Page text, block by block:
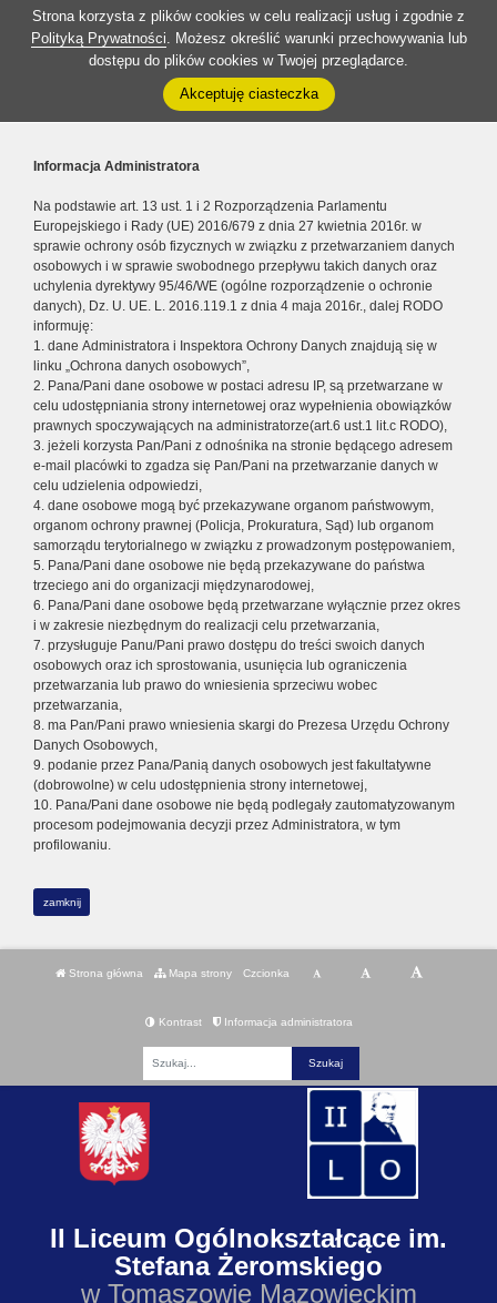
Strona korzysta z plików cookies w celu realizacji usług i zgodnie z
Polityką Prywatności. Możesz określić warunki przechowywania lub
dostępu do plików cookies w Twojej przeglądarce.
Akceptuję ciasteczka
Informacja Administratora
Na podstawie art. 13 ust. 1 i 2 Rozporządzenia Parlamentu
Europejskiego i Rady (UE) 2016/679 z dnia 27 kwietnia 2016r. w
sprawie ochrony osób fizycznych w związku z przetwarzaniem danych
osobowych i w sprawie swobodnego przepływu takich danych oraz
uchylenia dyrektywy 95/46/WE (ogólne rozporządzenie o ochronie
danych), Dz. U. UE. L. 2016.119.1 z dnia 4 maja 2016r., dalej RODO
informuję:
1. dane Administratora i Inspektora Ochrony Danych znajdują się w
linku „Ochrona danych osobowych”,
2. Pana/Pani dane osobowe w postaci adresu IP, są przetwarzane w
celu udostępniania strony internetowej oraz wypełnienia obowiązków
prawnych spoczywających na administratorze(art.6 ust.1 lit.c RODO),
3. jeżeli korzysta Pan/Pani z odnośnika na stronie będącego adresem
e-mail placówki to zgadza się Pan/Pani na przetwarzanie danych w
celu udzielenia odpowiedzi,
4. dane osobowe mogą być przekazywane organom państwowym,
organom ochrony prawnej (Policja, Prokuratura, Sąd) lub organom
samorządu terytorialnego w związku z prowadzonym postępowaniem,
5. Pana/Pani dane osobowe nie będą przekazywane do państwa
trzeciego ani do organizacji międzynarodowej,
6. Pana/Pani dane osobowe będą przetwarzane wyłącznie przez okres
i w zakresie niezbędnym do realizacji celu przetwarzania,
7. przysługuje Panu/Pani prawo dostępu do treści swoich danych
osobowych oraz ich sprostowania, usunięcia lub ograniczenia
przetwarzania lub prawo do wniesienia sprzeciwu wobec
przetwarzania,
8. ma Pan/Pani prawo wniesienia skargi do Prezesa Urzędu Ochrony
Danych Osobowych,
9. podanie przez Pana/Panią danych osobowych jest fakultatywne
(dobrowolne) w celu udostępnienia strony internetowej,
10. Pana/Pani dane osobowe nie będą podlegały zautomatyzowanym
procesom podejmowania decyzji przez Administratora, w tym
profilowaniu.
zamknij
Strona główna Mapa strony Czcionka
Kontrast Informacja administratora
II Liceum Ogólnokształcące im.
Stefana Żeromskiego
w Tomaszowie Mazowieckim